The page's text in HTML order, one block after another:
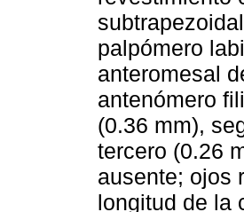
palpómero
anteromesal
antenómero
(0.36 mm),
tercero (0.26
ausente; ojos
longitud de la